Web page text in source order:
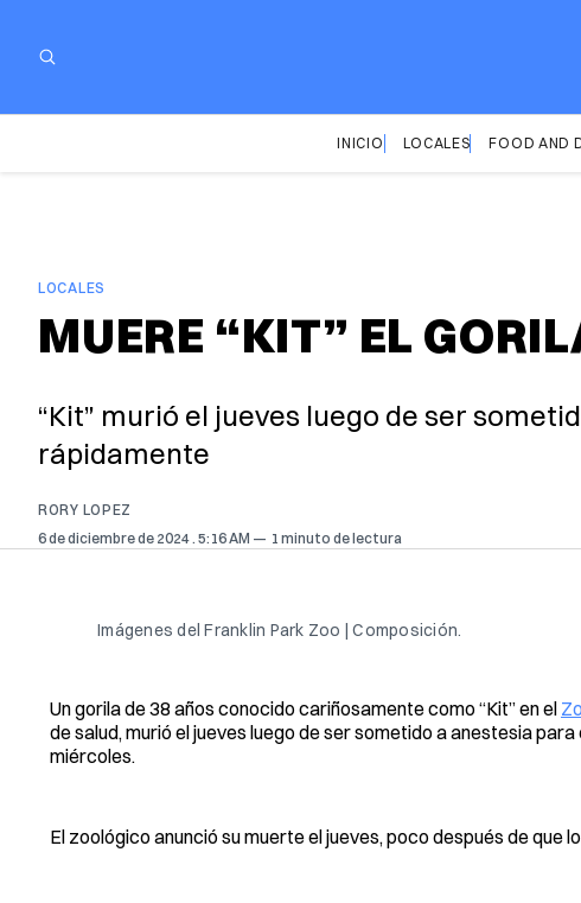
INICIO LOCALES FOOD AND
LOCALES
MUERE “KIT” EL
“Kit” murió el jueves luego de ser
rápidamente
RORY LOPEZ
6 de diciembre de 2024 . 5:16 AM 1 minuto de lectura
Imágenes del Franklin Park Zoo | Composición.
Un gorila de 38 años conocido cariñosamente como “Kit” en el
de salud, murió el jueves luego de ser sometido a anestesia
miércoles.
El zoológico anunció su muerte el jueves, poco después de que